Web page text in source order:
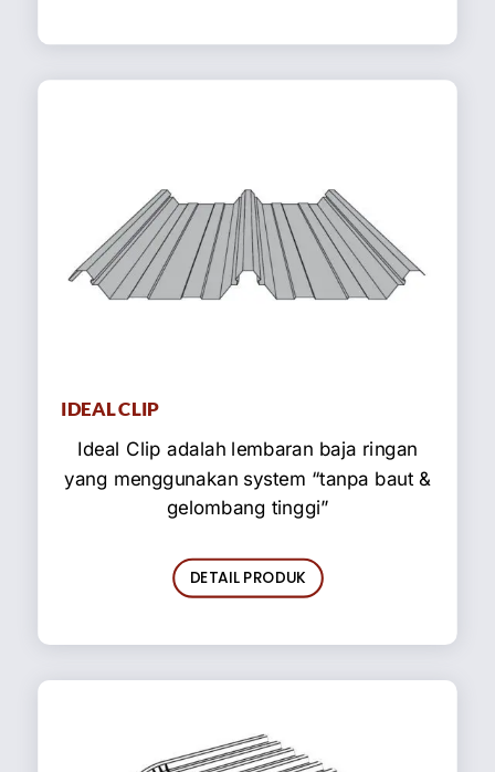
IDEAL CLIP
Ideal Clip adalah lembaran baja ringan
yang menggunakan system “tanpa baut &
gelombang tinggi”
DETAIL PRODUK